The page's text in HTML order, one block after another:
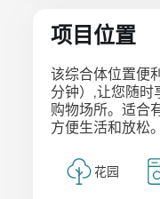
项目位置
该综合体位置便
分钟）,让您随
购物场所。适合
方便生活和放松。
花园